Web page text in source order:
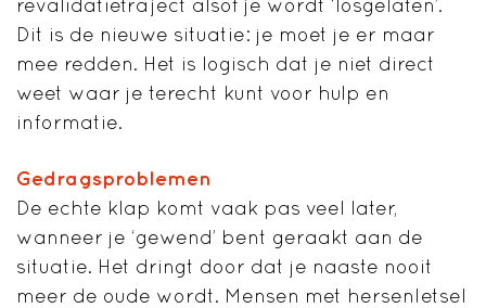
revalidatietraject alsof je wordt ‘losgelaten’.
Dit is de nieuwe situatie: je moet je er maar
mee redden. Het is logisch dat je niet direct
weet waar je terecht kunt voor hulp en
informatie.
Gedragsproblemen
De echte klap komt vaak pas veel later,
wanneer je ‘gewend’ bent geraakt aan de
situatie. Het dringt door dat je naaste nooit
meer de oude wordt. Mensen met hersenletsel